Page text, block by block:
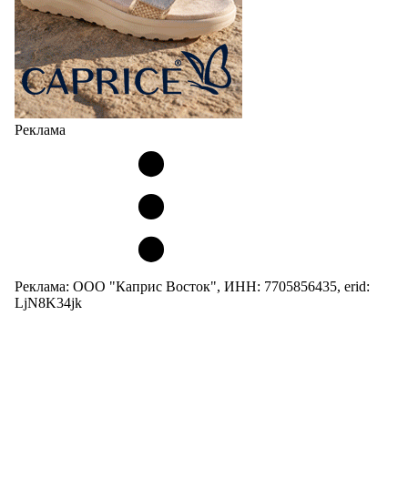
Реклама
Реклама: ООО "Каприс Восток", ИНН: 7705856435, erid:
LjN8K34jk